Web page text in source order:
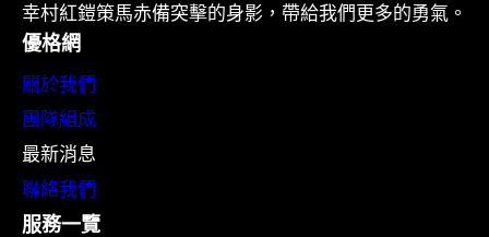
幸村紅鎧策馬赤備突擊的身影，帶給我們更多的勇氣。
優格網
關於我們
團隊組成
最新消息
聯絡我們
服務一覽